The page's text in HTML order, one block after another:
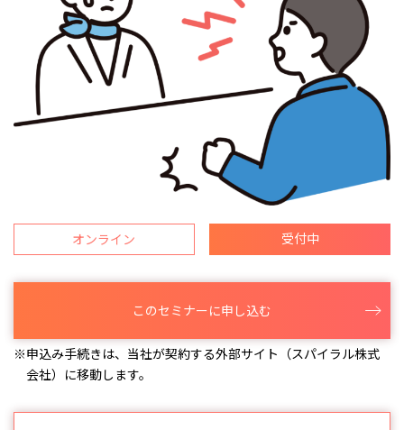
オンライン 受付中
このセミナーに申し込む
※申込み手続きは、当社が契約する外部サイト（スパイラル株式
会社）に移動します。